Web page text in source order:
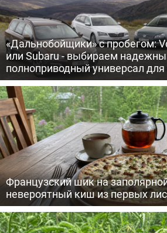
«Дальнобойщики» с пробегом:
или Subaru - выбираем
полноприводный универсал
Французский шик на
невероятный киш из первых